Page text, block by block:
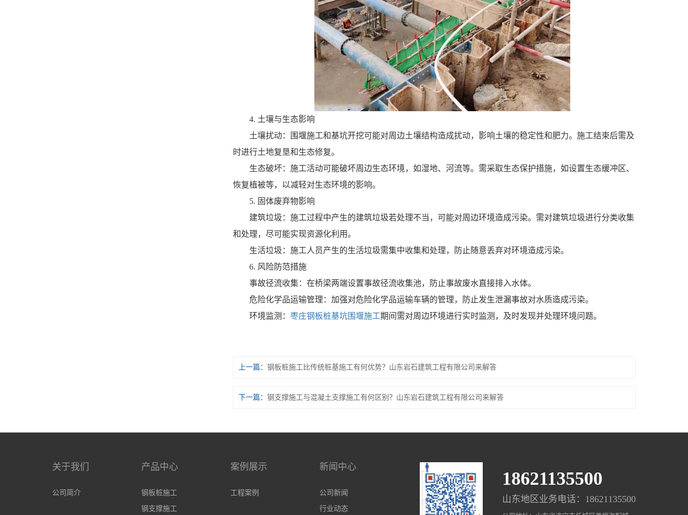
4. 土壤与生态影响
土壤扰动：围堰施工和基坑开挖可能对周边土壤结构造成扰动，影响土壤的稳定性和肥力。施工结束后需及
时进行土地复垦和生态修复。
生态破坏：施工活动可能破坏周边生态环境，如湿地、河流等。需采取生态保护措施，如设置生态缓冲区、
恢复植被等，以减轻对生态环境的影响。
5. 固体废弃物影响
建筑垃圾：施工过程中产生的建筑垃圾若处理不当，可能对周边环境造成污染。需对建筑垃圾进行分类收集
和处理，尽可能实现资源化利用。
生活垃圾：施工人员产生的生活垃圾需集中收集和处理，防止随意丢弃对环境造成污染。
6. 风险防范措施
事故径流收集：在桥梁两端设置事故径流收集池，防止事故废水直接排入水体。
危险化学品运输管理：加强对危险化学品运输车辆的管理，防止发生泄漏事故对水质造成污染。
环境监测： 枣庄钢板桩基坑围堰施工期间需对周边环境进行实时监测，及时发现并处理环境问题。
上一篇： 钢板桩施工比传统桩基施工有何优势？山东岩石建筑工程有限公司来解答
下一篇： 钢支撑施工与混凝土支撑施工有何区别？山东岩石建筑工程有限公司来解答
关于我们
公司简介
产品中心
钢板桩施工
钢支撑施工
案例展示
工程案例
新闻中心
公司新闻
行业动态
18621135500
山东地区业务电话：18621135500